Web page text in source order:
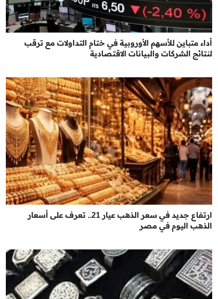
أداء متباين للأسهم الأوروبية في ختام التداولات مع ترقب
لنتائج الشركات والبيانات الاقتصادية
ارتفاع جديد في سعر الذهب عيار 21.. تعرف على أسعار
الذهب اليوم في مصر